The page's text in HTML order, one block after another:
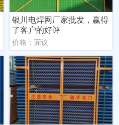
银川电焊网厂家批发，赢得
了客户的好评
价格：面议